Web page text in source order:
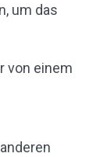
um das
von einem